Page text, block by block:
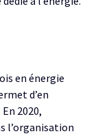
en énergie
d’en
2020,
l’organisation